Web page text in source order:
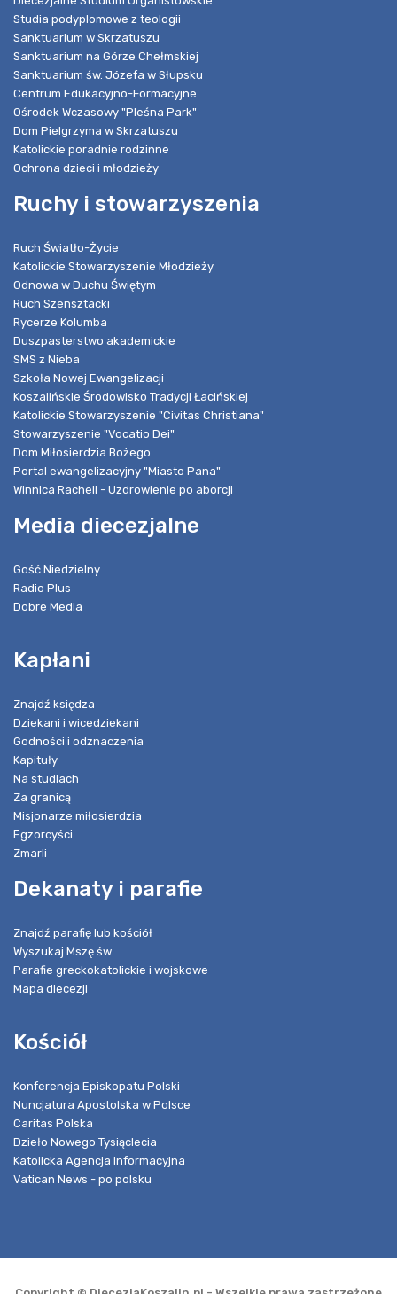
Studia podyplomowe z teologii
Sanktuarium w Skrzatuszu
Sanktuarium na Górze Chełmskiej
Sanktuarium św. Józefa w Słupsku
Centrum Edukacyjno-Formacyjne
Ośrodek Wczasowy "Pleśna Park"
Dom Pielgrzyma w Skrzatuszu
Katolickie poradnie rodzinne
Ochrona dzieci i młodzieży
Ruchy i stowarzyszenia
Ruch Światło-Życie
Katolickie Stowarzyszenie Młodzieży
Odnowa w Duchu Świętym
Ruch Szensztacki
Rycerze Kolumba
Duszpasterstwo akademickie
SMS z Nieba
Szkoła Nowej Ewangelizacji
Koszalińskie Środowisko Tradycji Łacińskiej
Katolickie Stowarzyszenie "Civitas Christiana"
Stowarzyszenie "Vocatio Dei"
Dom Miłosierdzia Bożego
Portal ewangelizacyjny "Miasto Pana"
Winnica Racheli - Uzdrowienie po aborcji
Media diecezjalne
Gość Niedzielny
Radio Plus
Dobre Media
Kapłani
Znajdź księdza
Dziekani i wicedziekani
Godności i odznaczenia
Kapituły
Na studiach
Za granicą
Misjonarze miłosierdzia
Egzorcyści
Zmarli
Dekanaty i parafie
Znajdź parafię lub kościół
Wyszukaj Mszę św.
Parafie greckokatolickie i wojskowe
Mapa diecezji
Kościół
Konferencja Episkopatu Polski
Nuncjatura Apostolska w Polsce
Caritas Polska
Dzieło Nowego Tysiąclecia
Katolicka Agencja Informacyjna
Vatican News - po polsku